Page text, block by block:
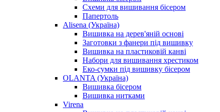
Схеми для вишивання бісером
Папертоль
Alisena (Україна)
Вишивка на дерев'яній основі
Заготовки з фанери під вишивку
Вишивка на пластиковій канві
Набори для вишивання хрестиком
Еко-сумки під вишивку бісером
OLANTA (Україна)
Вишивка бісером
Вишивка нитками
Virena